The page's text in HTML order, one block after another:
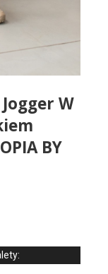
W
BY